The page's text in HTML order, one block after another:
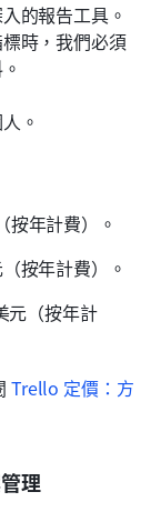
的報告工具。
時，我們必須
。
按年計費）。
按年計費）。
元（按年計
Trello 定價：方
理